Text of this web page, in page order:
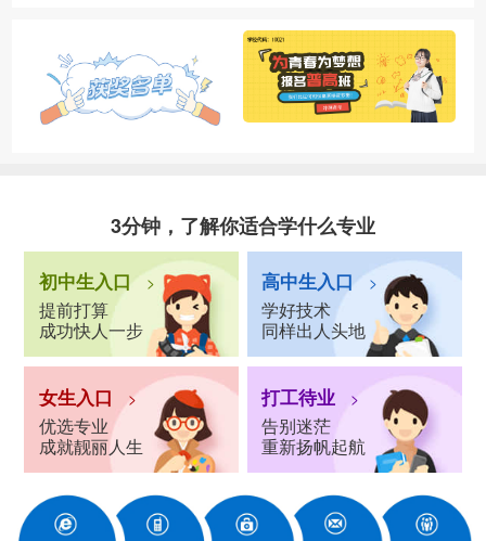
3分钟，了解你适合学什么专业
初中生入口 >
提前打算
成功快人一步
高中生入口 >
学好技术
同样出人头地
女生入口 >
优选专业
成就靓丽人生
打工待业 >
告别迷茫
重新扬帆起航